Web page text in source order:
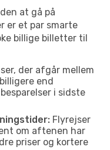
at gå på
er et par smarte
billige billetter til
der afgår mellem
end
i sidste
Flyrejser
om aftenen har
priser og kortere